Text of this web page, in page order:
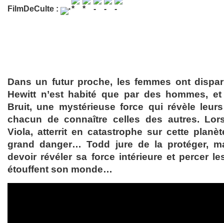
FilmDeCulte :
Dans un futur proche, les femmes ont
Hewitt n’est habité que par des hommes,
Bruit, une mystérieuse force qui révèle
chacun de connaître celles des autres.
Viola, atterrit en catastrophe sur cette
grand danger… Todd jure de la protéger,
devoir révéler sa force intérieure et percer
étouffent son monde…